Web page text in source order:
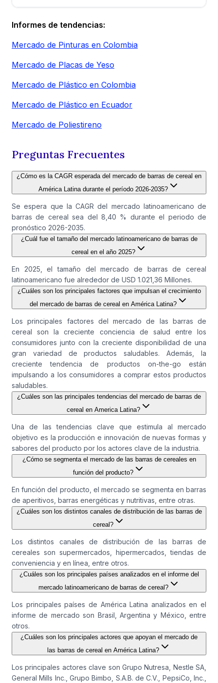
Informes de tendencias:
Mercado de Pinturas en Colombia
Mercado de Placas de Yeso
Mercado de Plástico en Colombia
Mercado de Plástico en Ecuador
Mercado de Poliestireno
Preguntas Frecuentes
¿Cómo es la CAGR esperada del mercado de barras de cereal en
América Latina durante el período 2026-2035?
Se espera que la CAGR del mercado latinoamericano de
barras de cereal sea del 8,40 % durante el periodo de
pronóstico 2026-2035.
¿Cuál fue el tamaño del mercado latinoamericano de barras de
cereal en el año 2025?
En 2025, el tamaño del mercado de barras de cereal
latinoamericano fue alrededor de USD 1.021,36 Millones.
¿Cuáles son los principales factores que impulsan el crecimiento
del mercado de barras de cereal en América Latina?
Los principales factores del mercado de las barras de
cereal son la creciente conciencia de salud entre los
consumidores junto con la creciente disponibilidad de una
gran variedad de productos saludables. Además, la
creciente tendencia de productos on-the-go están
impulsando a los consumidores a comprar estos productos
saludables.
¿Cuáles son las principales tendencias del mercado de barras de
cereal en America Latina?
Una de las tendencias clave que estimula al mercado
objetivo es la producción e innovación de nuevas formas y
sabores del producto por los actores clave de la industria.
¿Cómo se segmenta el mercado de las barras de cereales en
función del producto?
En función del producto, el mercado se segmenta en barras
de aperitivos, barras energéticas y nutritivas, entre otras.
¿Cuáles son los distintos canales de distribución de las barras de
cereal?
Los distintos canales de distribución de las barras de
cereales son supermercados, hipermercados, tiendas de
conveniencia y en línea, entre otros.
¿Cuáles son los principales países analizados en el informe del
mercado latinoamericano de barras de cereal?
Los principales países de América Latina analizados en el
informe de mercado son Brasil, Argentina y México, entre
otros.
¿Cuáles son los principales actores que apoyan el mercado de
las barras de cereal en América Latina?
Los principales actores clave son Grupo Nutresa, Nestle SA,
General Mills Inc., Grupo Bimbo, S.A.B. de C.V., PepsiCo, Inc.,